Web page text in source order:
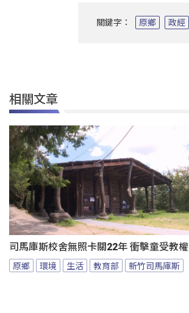
關鍵字： 原鄉 政經
相關文章
司馬庫斯校舍無照卡關22年 衝擊童受教權
原鄉 環境 生活 教育部 新竹司馬庫斯